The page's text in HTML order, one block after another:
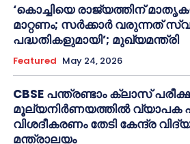
‘കൊച്ചിയെ രാജ്യത്തിന്
മാറ്റണം; സർക്കാർ വരുന്നത്
പദ്ധതികളുമായി’; മുഖ്യമന്ത്രി
Featured May 24, 2026
CBSE പന്ത്രണ്ടാം ക്ലാസ്
മൂല്യനിർണയത്തിൽ വ്യാപക
വിശദീകരണം തേടി കേന്ദ്ര
മന്ത്രാലയം